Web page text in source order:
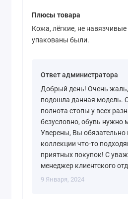
Плюсы товара
Кожа, лёгкие, не
упакованы были.
Ответ администратора
Добрый день! Очень
подошла данная модель.
полнота стопы у всех
безусловно, обувь нужно
Уверены, Вы обязательно
коллекции что-то
приятных покупок! С
менеджер клиентского
9 Января, 2024